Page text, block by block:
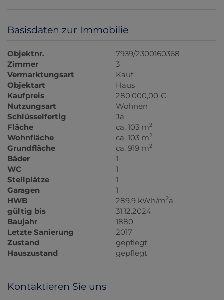
Basisdaten zur Immobilie
Objektnr.
7939/2300160368
Zimmer
3
Vermarktungsart
Kauf
Objektart
Haus
Kaufpreis
280.000,00 €
Nutzungsart
Wohnen
Schlüsselfertig
Ja
Fläche
ca. 103 m2
Wohnfläche ca. 103 m2
Grundfläche ca. 919 m2
Bäder
1
WC
1
Stellplätze
1
Garagen
1
HWB
289.9 kWh/m2a
gültig bis
31.12.2024
Baujahr
1880
Letzte Sanierung
2017
Zustand
gepflegt
Hauszustand
gepflegt
Kontaktieren Sie uns